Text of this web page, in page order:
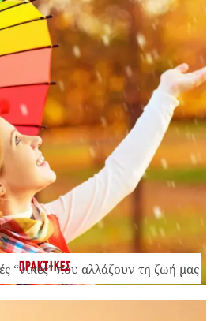
ΠΡΑΚΤΙΚΕΣ
“νίκες” που αλλάζουν τη ζωή μας